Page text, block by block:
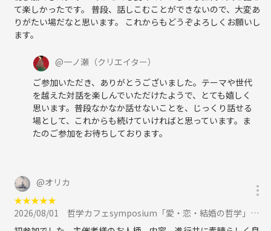
て楽しかったです。 普段、話しこむことができないので、大変あ
りがたい場だなと思います。 これからもどうぞよろしくお願いし
ます。
@一ノ瀬 （クリエイター）
ご参加いただき、ありがとうございました。テーマや世代
を越えた対話を楽しんでいただけたようで、とても嬉しく
思います。普段なかなか話せないことを、じっくり話せる
場として、これからも続けていければと思っています。ま
たのご参加をお待ちしております。
@オリカ
★★★★★
2026/08/01
哲学カフェsymposium「愛・恋・結婚の哲学」＠池袋 に参加